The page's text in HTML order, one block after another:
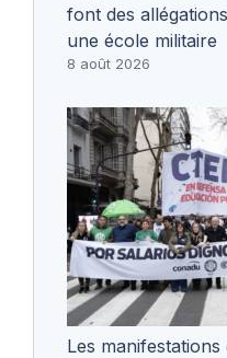
font des
une école militaire
8 août 2026
Les